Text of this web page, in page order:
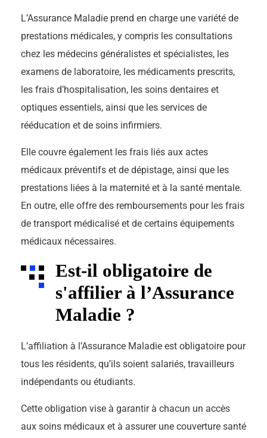
L’Assurance Maladie prend en charge une variété de
prestations médicales, y compris les consultations
chez les médecins généralistes et spécialistes, les
examens de laboratoire, les médicaments prescrits,
les frais d’hospitalisation, les soins dentaires et
optiques essentiels, ainsi que les services de
rééducation et de soins infirmiers.
Elle couvre également les frais liés aux actes
médicaux préventifs et de dépistage, ainsi que les
prestations liées à la maternité et à la santé mentale.
En outre, elle offre des remboursements pour les frais
de transport médicalisé et de certains équipements
médicaux nécessaires.
Est-il obligatoire de
s'affilier à l’Assurance
Maladie ?
L’affiliation à l’Assurance Maladie est obligatoire pour
tous les résidents, qu’ils soient salariés, travailleurs
indépendants ou étudiants.
Cette obligation vise à garantir à chacun un accès
aux soins médicaux et à assurer une couverture santé